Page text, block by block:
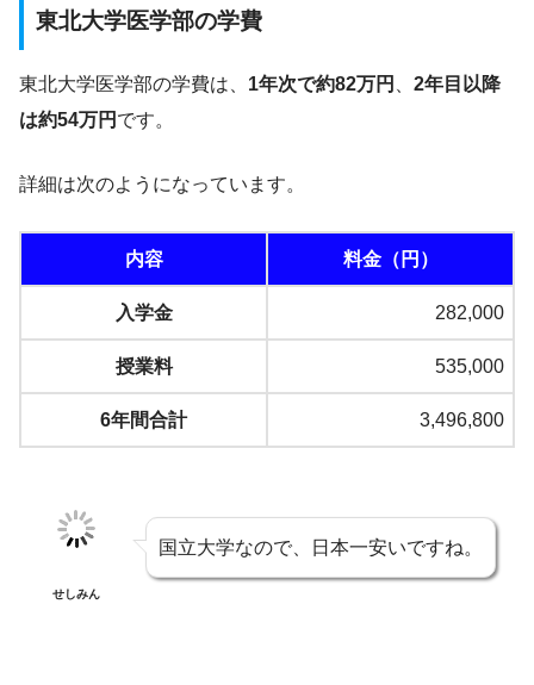
東北大学医学部の学費
東北大学医学部の学費は、 1年次で約82万円
2年目以降
は約54万円 です。
詳細は次のようになっています。
内容 料金（円）
入学金 282,000
授業料 535,000
6年間合計 3,496,800
せしみん
国立大学なので、日本一安いですね。